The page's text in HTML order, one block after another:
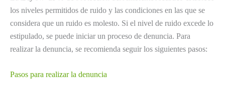
los niveles permitidos de ruido y las condiciones en las que se
considera que un ruido es molesto. Si el nivel de ruido excede lo
estipulado, se puede iniciar un proceso de denuncia. Para
realizar la denuncia, se recomienda seguir los siguientes pasos:
Pasos para realizar la denuncia